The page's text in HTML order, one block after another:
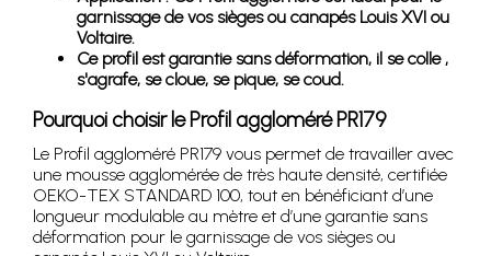
garnissage de vos sièges ou canapés Louis XVI ou
Voltaire.
Ce profil est garantie sans déformation, il se colle ,
s'agrafe, se cloue, se pique, se coud.
Pourquoi choisir le Profil aggloméré PR179
Le Profil aggloméré PR179 vous permet de travailler avec
une mousse agglomérée de très haute densité, certifiée
OEKO-TEX STANDARD 100, tout en bénéficiant d’une
longueur modulable au mètre et d’une garantie sans
déformation pour le garnissage de vos sièges ou